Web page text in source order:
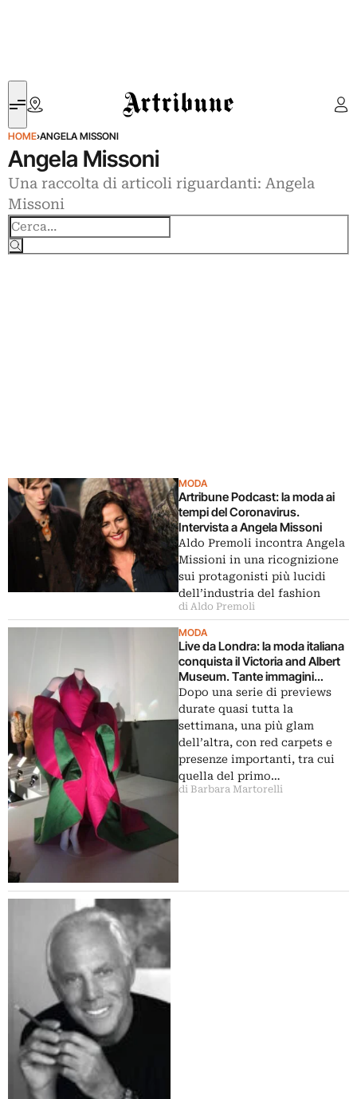
Artribune
HOME›ANGELA MISSONI
Angela Missoni
Una raccolta di articoli riguardanti: Angela
Missoni
MODA
Artribune Podcast: la moda ai
tempi del Coronavirus.
Intervista a Angela Missoni
Aldo Premoli incontra Angela
Missioni in una ricognizione
sui protagonisti più lucidi
dell’industria del fashion
di Aldo Premoli
MODA
Live da Londra: la moda italiana
conquista il Victoria and Albert
Museum. Tante immagini
dall’opening della mostra più
glam della primavera
Dopo una serie di previews
durate quasi tutta la
settimana, una più glam
dell’altra, con red carpets e
presenze importanti, tra cui
quella del primo…
di Barbara Martorelli